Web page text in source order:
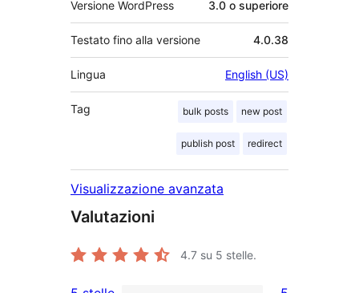
Versione WordPress 3.0 o superiore
Testato fino alla versione 4.0.38
Lingua English (US)
Tag bulk posts new post
publish post redirect
Visualizzazione avanzata
Valutazioni
4.7 su 5 stelle.